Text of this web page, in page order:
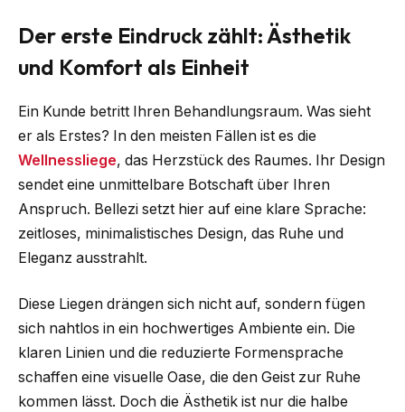
Der erste Eindruck zählt: Ästhetik
und Komfort als Einheit
Ein Kunde betritt Ihren Behandlungsraum. Was sieht
er als Erstes? In den meisten Fällen ist es die
Wellnessliege, das Herzstück des Raumes. Ihr Design
sendet eine unmittelbare Botschaft über Ihren
Anspruch. Bellezi setzt hier auf eine klare Sprache:
zeitloses, minimalistisches Design, das Ruhe und
Eleganz ausstrahlt.
Diese Liegen drängen sich nicht auf, sondern fügen
sich nahtlos in ein hochwertiges Ambiente ein. Die
klaren Linien und die reduzierte Formensprache
schaffen eine visuelle Oase, die den Geist zur Ruhe
kommen lässt. Doch die Ästhetik ist nur die halbe